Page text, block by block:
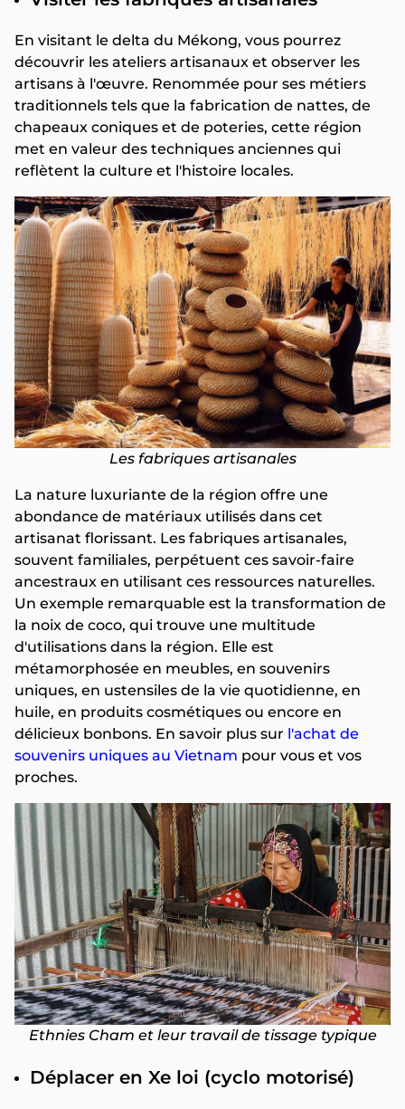
En visitant le delta du Mékong, vous pourrez
découvrir les ateliers artisanaux et observer les
artisans à l'œuvre. Renommée pour ses métiers
traditionnels tels que la fabrication de nattes, de
chapeaux coniques et de poteries, cette région
met en valeur des techniques anciennes qui
reflètent la culture et l'histoire locales.
Les fabriques artisanales
La nature luxuriante de la région offre une
abondance de matériaux utilisés dans cet
artisanat florissant. Les fabriques artisanales,
souvent familiales, perpétuent ces savoir-faire
ancestraux en utilisant ces ressources naturelles.
Un exemple remarquable est la transformation de
la noix de coco, qui trouve une multitude
d'utilisations dans la région. Elle est
métamorphosée en meubles, en souvenirs
uniques, en ustensiles de la vie quotidienne, en
huile, en produits cosmétiques ou encore en
délicieux bonbons. En savoir plus sur l'achat de
souvenirs uniques au Vietnam pour vous et vos
proches.
Ethnies Cham et leur travail de tissage typique
Déplacer en Xe loi (cyclo motorisé)